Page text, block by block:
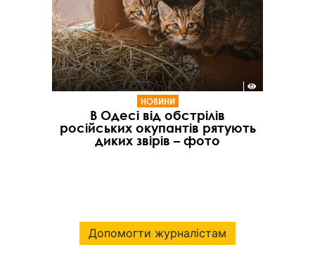
НОВИНИ
В Одесі від обстрілів
російських окупантів рятують
диких звірів – фото
Допомогти журналістам